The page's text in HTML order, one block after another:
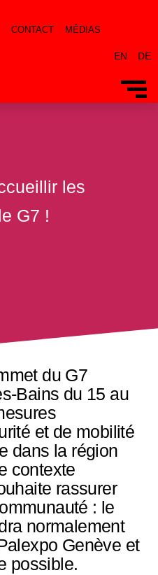
CONTACT MÉDIAS
EN DE
les
G7 !
du G7
Bains du 15 au
et de mobilité
dans la région
contexte
rassurer
: le
normalement
Genève et
possible.